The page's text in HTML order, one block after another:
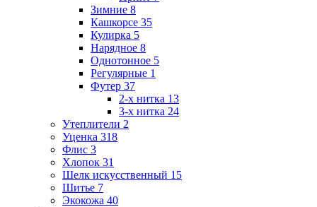
Зимние 8
Кашкорсе 35
Кулирка 5
Нарядное 8
Однотонное 5
Регулярные 1
Футер 37
2-х нитка 13
3-х нитка 24
Утеплители 2
Уценка 318
Флис 3
Хлопок 31
Шелк искусственный 15
Шитье 7
Экокожа 40